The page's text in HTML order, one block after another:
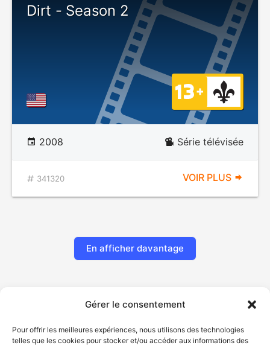
Gérer le consentement
Pour offrir les meilleures expériences, nous utilisons des technologies
telles que les cookies pour stocker et/ou accéder aux informations des
Dirt - Season 2
2008 Série télévisée
341320 VOIR PLUS
En afficher davantage